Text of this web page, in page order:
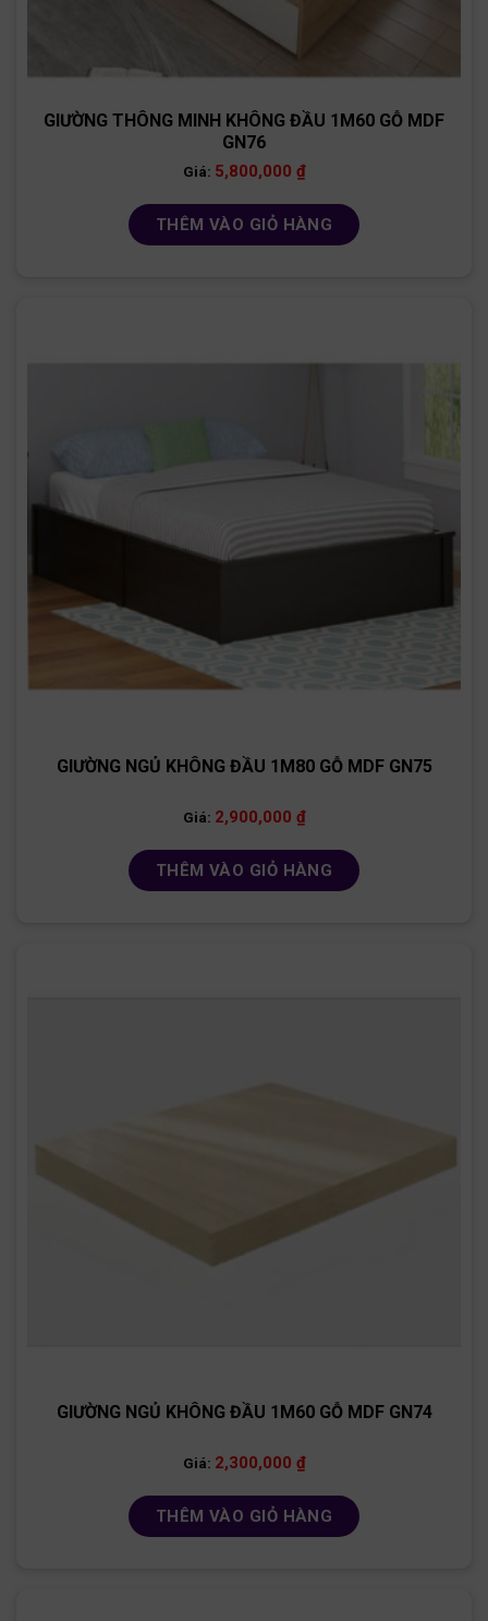
GIƯỜNG THÔNG MINH KHÔNG ĐẦU 1M60 GỖ MDF
GN76
Giá: 5,800,000 ₫
THÊM VÀO GIỎ HÀNG
GIƯỜNG NGỦ KHÔNG ĐẦU 1M80 GỖ MDF GN75
Giá: 2,900,000 ₫
THÊM VÀO GIỎ HÀNG
GIƯỜNG NGỦ KHÔNG ĐẦU 1M60 GỖ MDF GN74
Giá: 2,300,000 ₫
THÊM VÀO GIỎ HÀNG